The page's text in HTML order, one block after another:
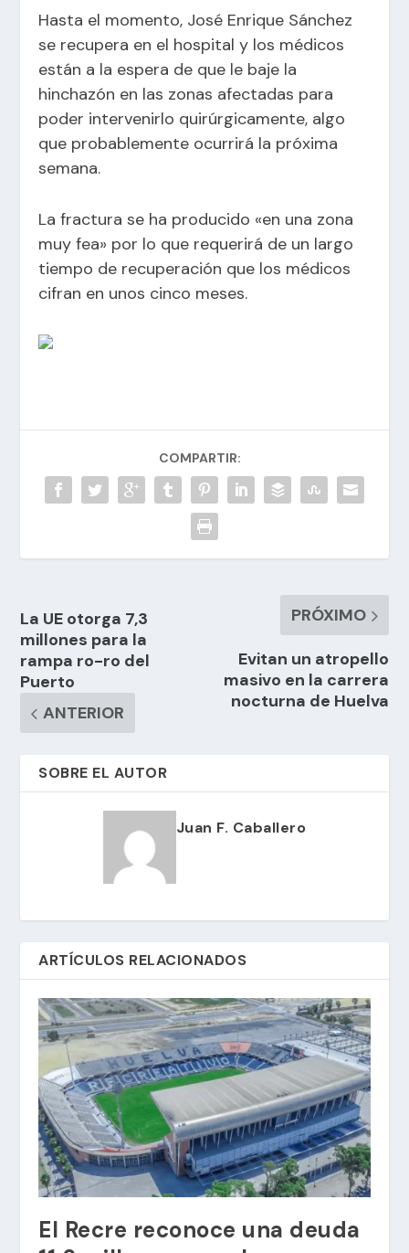
Hasta el momento, José Enrique Sánchez
se recupera en el hospital y los médicos
están a la espera de que le baje la
hinchazón en las zonas afectadas para
poder intervenirlo quirúrgicamente, algo
que probablemente ocurrirá la próxima
semana.
La fractura se ha producido «en una zona
muy fea» por lo que requerirá de un largo
tiempo de recuperación que los médicos
cifran en unos cinco meses.
COMPARTIR:
La UE otorga 7,3
millones para la
rampa ro-ro del
Puerto
ANTERIOR
PRÓXIMO
Evitan un atropello
masivo en la carrera
nocturna de Huelva
SOBRE EL AUTOR
Juan F. Caballero
ARTÍCULOS RELACIONADOS
El Recre reconoce una deuda